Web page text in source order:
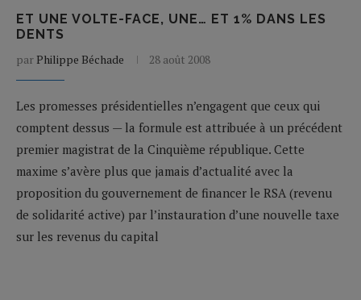
ET UNE VOLTE-FACE, UNE… ET 1% DANS LES
DENTS
par Philippe Béchade 28 août 2008
Les promesses présidentielles n’engagent que ceux qui
comptent dessus — la formule est attribuée à un précédent
premier magistrat de la Cinquième république. Cette
maxime s’avère plus que jamais d’actualité avec la
proposition du gouvernement de financer le RSA (revenu
de solidarité active) par l’instauration d’une nouvelle taxe
sur les revenus du capital